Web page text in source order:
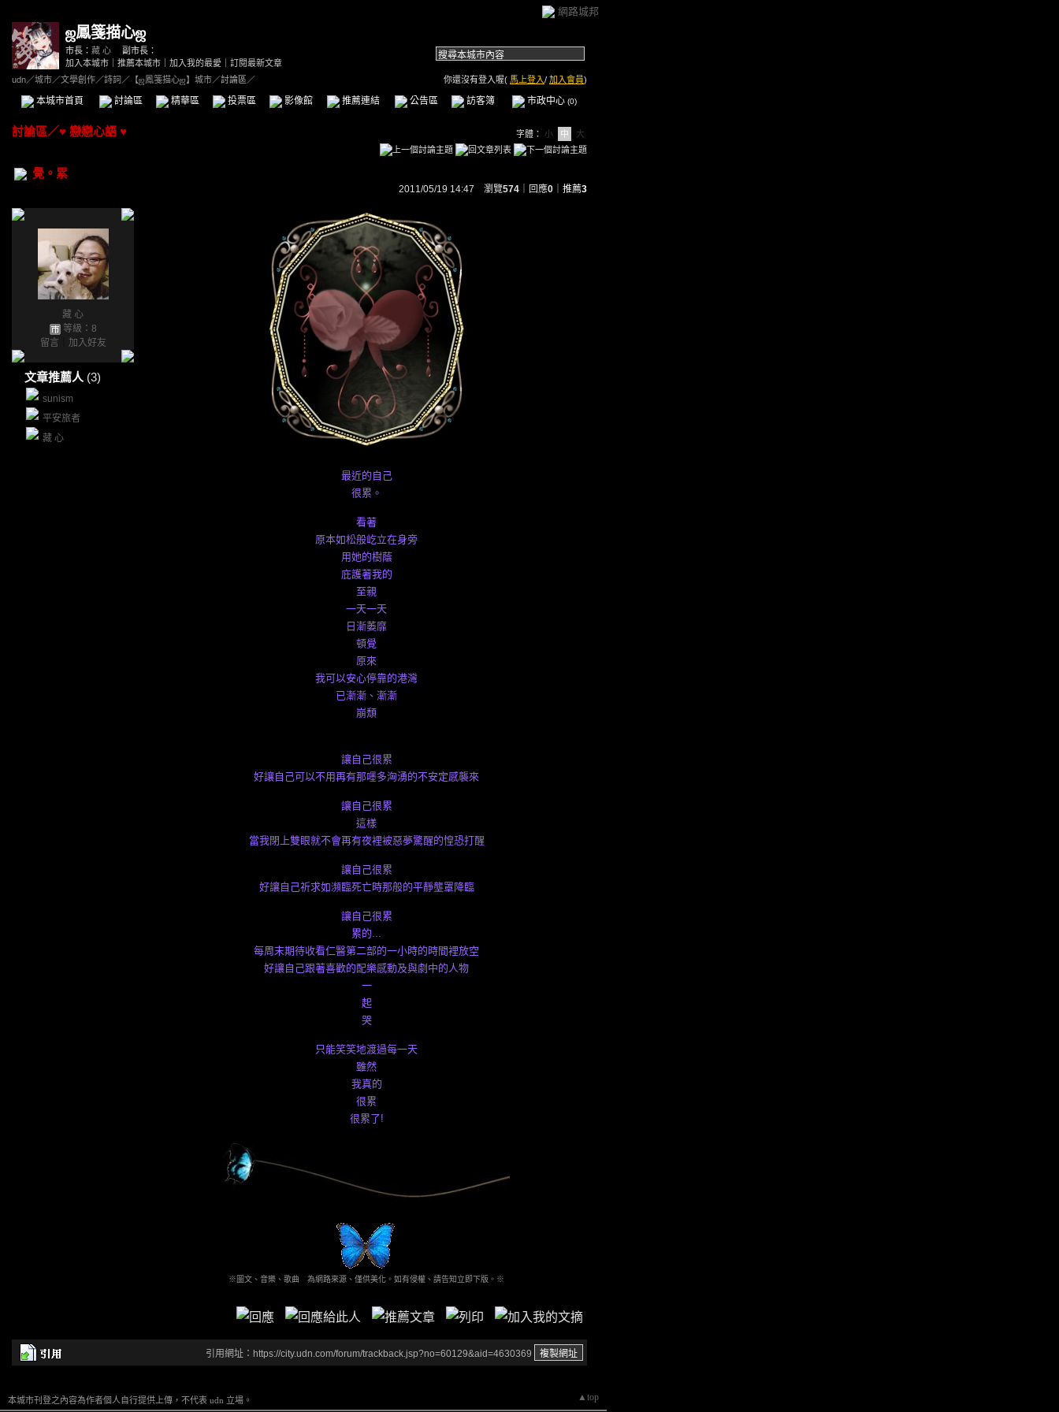
網路城邦
ஜ鳳箋描心ஜ
市長： 藏 心
副市長：
加入本城市
推薦本城市 加入我的最愛
訂閱最新文章
udn／城市／文學創作／詩詞 ／ 【ஜ鳳箋描心ஜ】城市／討論區／ 你還沒有登入喔( 馬上登入/ 加入會員)
本城市首頁 討論區 精華區 投票區 影像館 推薦連結 公告區 訪客簿 市政中心 (0)
討論區／♥ 戀戀心語 ♥ 字體： 小 中 大
覺。累
2011/05/19 14:47 瀏覽574 ｜回應0 推薦3
藏 心
等級：8
留言
加入好友
文章推薦人 (3)
sunism
平安旅者
藏 心
最近的自己
很累。
看著
原本如松般屹立在身旁
用她的樹蔭
庇護著我的
至親
一天一天
日漸萎靡
頓覺
原來
我可以安心停靠的港灣
已漸漸、漸漸
崩頹
讓自己很累
好讓自己可以不用再有那嚜多洶湧的不安定感襲來
讓自己很累
這樣
當我閉上雙眼就不會再有夜裡被惡夢驚醒的惶恐打醒
讓自己很累
好讓自己祈求如瀕臨死亡時那般的平靜壟罩降臨
讓自己很累
累的...
每周末期待收看仁醫第二部的一小時的時間裡放空
好讓自己跟著喜歡的配樂感動及與劇中的人物
一
起
哭
只能笑笑地渡過每一天
雖然
我真的
很累
很累了!
※圖文、音樂、歌曲 為網路來源、僅供美化。如有侵權、請告知立即下版。※
引用網址：https://city.udn.com/forum/trackback.jsp?no=60129&aid=4630369
▲top
本城市刊登之內容為作者個人自行提供上傳，不代表 udn 立場。